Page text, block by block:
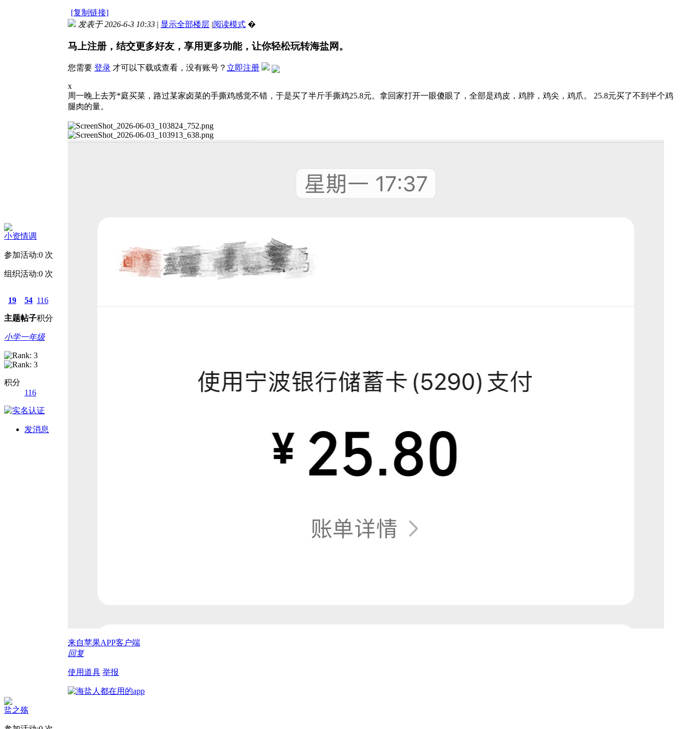
[复制链接]
小资情调
参加活动:0 次
组织活动:0 次
19
主题
54
帖子
116
积分
小学一年级
积分
116
发消息
发表于 2026-6-3 10:33 | 显示全部楼层 |阅读模式 �
马上注册，结交更多好友，享用更多功能，让你轻松玩转海盐网。
您需要 登录 才可以下载或查看，没有账号？ 立即注册
x
周一晚上去芳*庭买菜，路过某家卤菜的手撕鸡感觉不错，于是买了半斤手撕鸡25.8元。拿回家打开一眼傻眼了，全部是鸡皮，鸡脖，鸡尖，鸡爪。 25.8元买了不到半个鸡
腿肉的量。
来自苹果APP客户端
回复
使用道具 举报
盐之殇